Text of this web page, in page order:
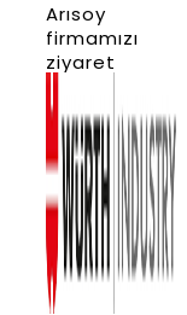
Arısoy
firmamızı
ziyaret
Haber
Detay